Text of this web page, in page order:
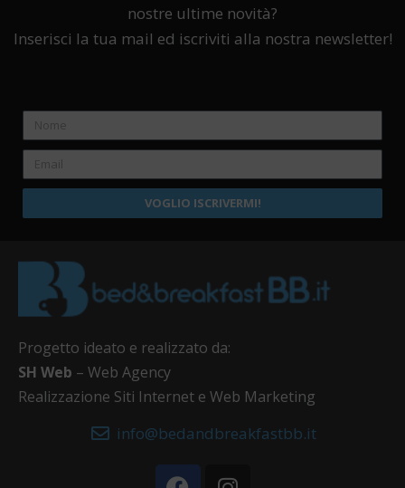
nostre ultime novità?
Inserisci la tua mail ed iscriviti alla nostra newsletter!
VOGLIO ISCRIVERMI!
Progetto ideato e realizzato da:
SH Web – Web Agency
Realizzazione Siti Internet e Web Marketing
info@bedandbreakfastbb.it